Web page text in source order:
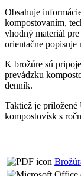
Obsahuje
kompostovaním,
vhodný materiál
orientačne popisuje
K brožúre sú
prevádzku
denník.
Taktiež je
kompostovísk s